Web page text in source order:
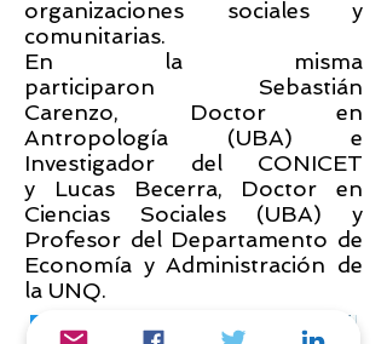
organizaciones sociales y
comunitarias.
En la misma
participaron Sebastián
Carenzo, Doctor en
Antropología (UBA) e
Investigador del CONICET
y Lucas Becerra, Doctor en
Ciencias Sociales (UBA) y
Profesor del Departamento de
Economía y Administración de
la UNQ.